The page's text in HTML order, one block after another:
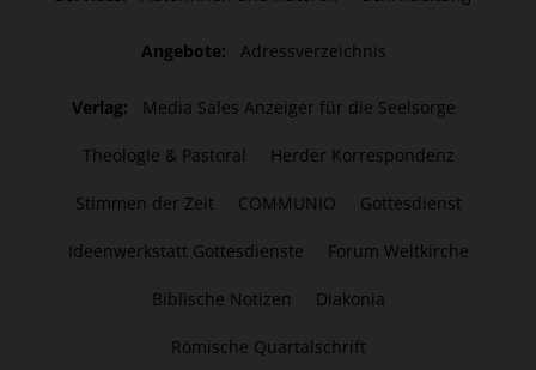
Angebote: Adressverzeichnis
Verlag: Media Sales Anzeiger für die Seelsorge
Theologie & Pastoral Herder Korrespondenz
Stimmen der Zeit COMMUNIO Gottesdienst
Ideenwerkstatt Gottesdienste Forum Weltkirche
Biblische Notizen Diakonia
Römische Quartalschrift